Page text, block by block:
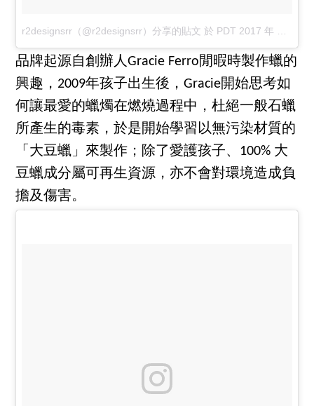
r2designsrr（@r2designsrr）分享的貼文 於 PDT 2017 年 10月 月 17 日 下午 10:29
品牌起源自創辦人Gracie Ferro閒暇時製作蠟的
興趣，2009年孩子出生後，Gracie開始思考如
何讓最愛的蠟燭在燃燒過程中，杜絕一般石蠟
所產生的毒素，於是開始學習以無污染材質的
「大豆蠟」來製作；除了愛護孩子、100% 大
豆蠟成分屬可再生資源，亦不會對環境造成負
擔及傷害。